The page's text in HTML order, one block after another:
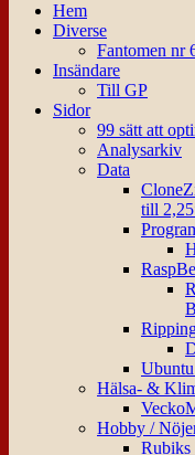
Hem
Diverse
Fantomen nr
Insändare
Till GP
Sidor
99 sätt att
Analysarkiv
Data
till
Hälsa- &
Hobby /